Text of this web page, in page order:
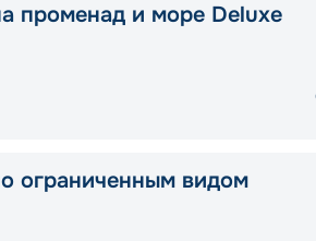
променад и море Deluxe
ограниченным видом